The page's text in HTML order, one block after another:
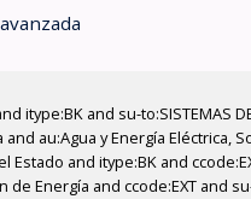
and su-to:SISTEMAS
au:Agua y Energía Eléctrica,
and itype:BK and
Energía and ccode:EXT and